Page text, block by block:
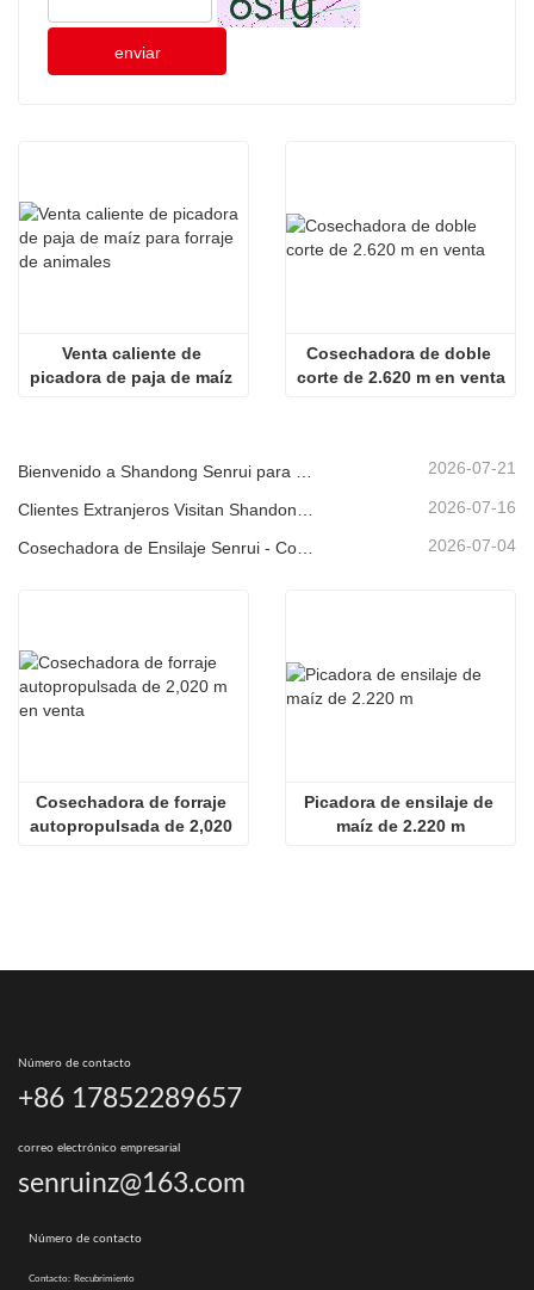
enviar
Venta caliente de
picadora de paja de maíz
Cosechadora de doble
corte de 2.620 m en venta
2026-07-21
2026-07-16
Cosechadora de Ensilaje Senrui - Contenerizada para Exportación 2026-07-04
Cosechadora de forraje
autopropulsada de 2,020
Picadora de ensilaje de
maíz de 2.220 m
Número de contacto
+86 17852289657
correo electrónico empresarial
senruinz@163.com
Número de contacto
Contacto: Recubrimiento